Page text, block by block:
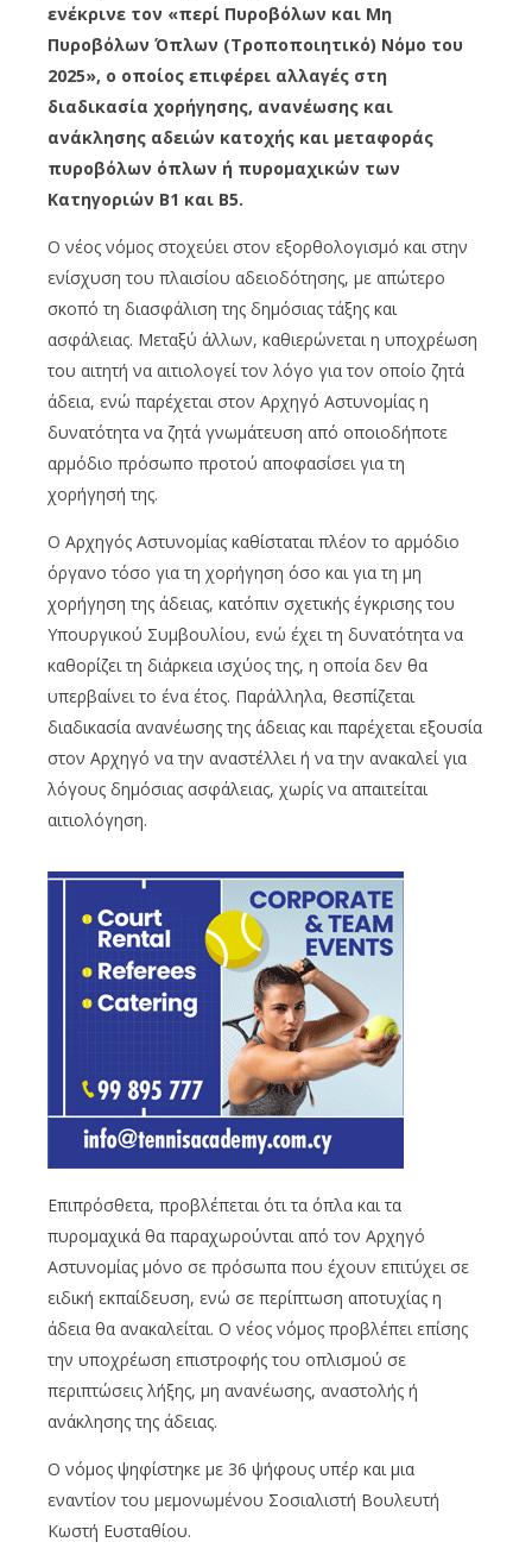
ενέκρινε τον «περί Πυροβόλων και Μη
Πυροβόλων Όπλων (Τροποποιητικό) Νόμο του
2025», ο οποίος επιφέρει αλλαγές στη
διαδικασία χορήγησης, ανανέωσης και
ανάκλησης αδειών κατοχής και μεταφοράς
πυροβόλων όπλων ή πυρομαχικών των
Κατηγοριών Β1 και Β5.
Ο νέος νόμος στοχεύει στον εξορθολογισμό και στην
ενίσχυση του πλαισίου αδειοδότησης, με απώτερο
σκοπό τη διασφάλιση της δημόσιας τάξης και
ασφάλειας. Μεταξύ άλλων, καθιερώνεται η υποχρέωση
του αιτητή να αιτιολογεί τον λόγο για τον οποίο ζητά
άδεια, ενώ παρέχεται στον Αρχηγό Αστυνομίας η
δυνατότητα να ζητά γνωμάτευση από οποιοδήποτε
αρμόδιο πρόσωπο προτού αποφασίσει για τη
χορήγησή της.
Ο Αρχηγός Αστυνομίας καθίσταται πλέον το αρμόδιο
όργανο τόσο για τη χορήγηση όσο και για τη μη
χορήγηση της άδειας, κατόπιν σχετικής έγκρισης του
Υπουργικού Συμβουλίου, ενώ έχει τη δυνατότητα να
καθορίζει τη διάρκεια ισχύος της, η οποία δεν θα
υπερβαίνει το ένα έτος. Παράλληλα, θεσπίζεται
διαδικασία ανανέωσης της άδειας και παρέχεται εξουσία
στον Αρχηγό να την αναστέλλει ή να την ανακαλεί για
λόγους δημόσιας ασφάλειας, χωρίς να απαιτείται
αιτιολόγηση.
Επιπρόσθετα, προβλέπεται ότι τα όπλα και τα
πυρομαχικά θα παραχωρούνται από τον Αρχηγό
Αστυνομίας μόνο σε πρόσωπα που έχουν επιτύχει σε
ειδική εκπαίδευση, ενώ σε περίπτωση αποτυχίας η
άδεια θα ανακαλείται. Ο νέος νόμος προβλέπει επίσης
την υποχρέωση επιστροφής του οπλισμού σε
περιπτώσεις λήξης, μη ανανέωσης, αναστολής ή
ανάκλησης της άδειας.
Ο νόμος ψηφίστηκε με 36 ψήφους υπέρ και μια
εναντίον του μεμονωμένου Σοσιαλιστή Βουλευτή
Κωστή Ευσταθίου.